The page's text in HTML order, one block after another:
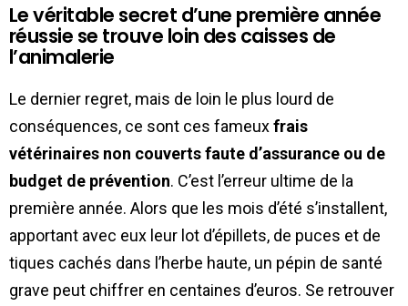
Le véritable secret d’une première année
réussie se trouve loin des caisses de
l’animalerie
Le dernier regret, mais de loin le plus lourd de
conséquences, ce sont ces fameuxfrais
vétérinaires non couverts faute d’assurance ou de
budget de prévention. C’est l’erreur ultime de la
première année. Alors que les mois d’été s’installent,
apportant avec eux leur lot d’épillets, de puces et de
tiques cachés dans l’herbe haute, un pépin de santé
grave peut chiffrer en centaines d’euros. Se retrouver